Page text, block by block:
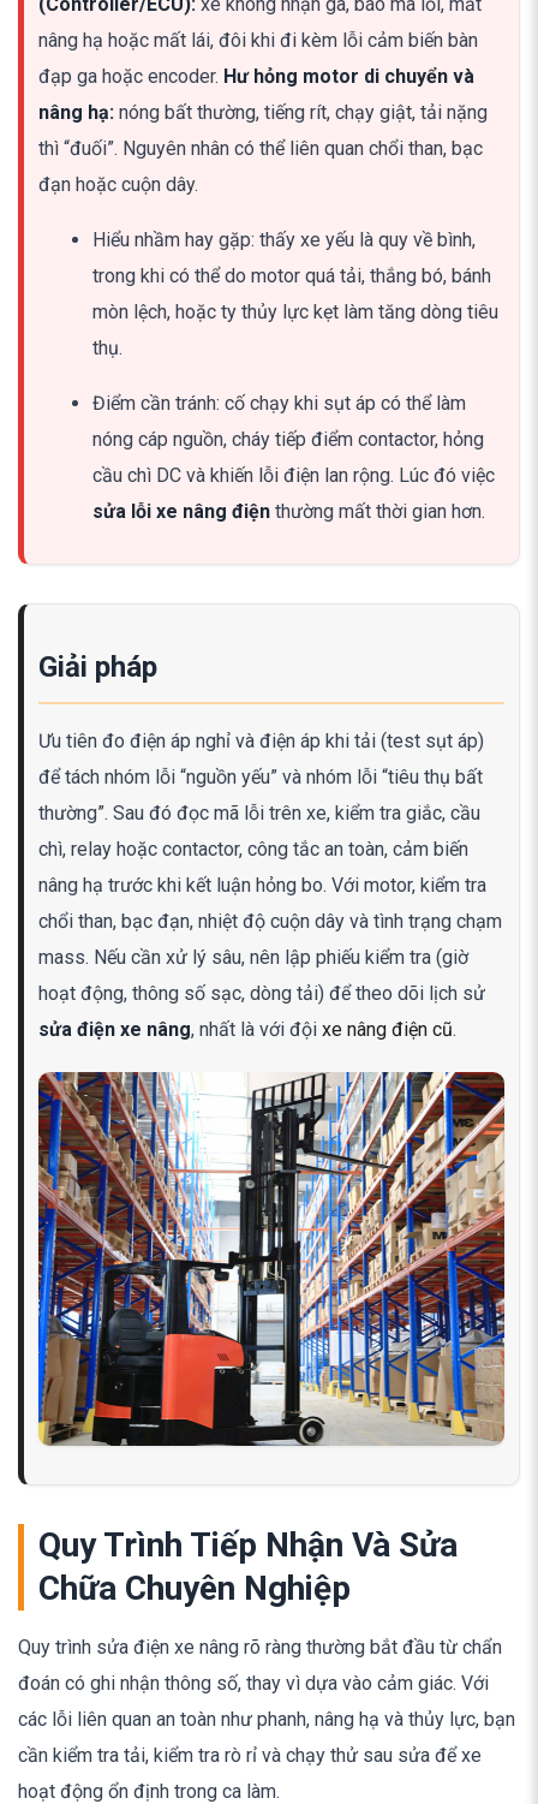
nâng hạ hoặc mất lái, đôi khi đi kèm lỗi cảm biến bàn
đạp ga hoặc encoder. Hư hỏng motor di chuyển và
nâng hạ: nóng bất thường, tiếng rít, chạy giật, tải nặng
thì “đuối”. Nguyên nhân có thể liên quan chổi than, bạc
đạn hoặc cuộn dây.
Hiểu nhầm hay gặp: thấy xe yếu là quy về bình,
trong khi có thể do motor quá tải, thắng bó, bánh
mòn lệch, hoặc ty thủy lực kẹt làm tăng dòng tiêu
thụ.
Điểm cần tránh: cố chạy khi sụt áp có thể làm
nóng cáp nguồn, cháy tiếp điểm contactor, hỏng
cầu chì DC và khiến lỗi điện lan rộng. Lúc đó việc
sửa lỗi xe nâng điệnthường mất thời gian hơn.
Giải pháp
Ưu tiên đo điện áp nghỉ và điện áp khi tải (test sụt áp)
để tách nhóm lỗi “nguồn yếu” và nhóm lỗi “tiêu thụ bất
thường”. Sau đó đọc mã lỗi trên xe, kiểm tra giắc, cầu
chì, relay hoặc contactor, công tắc an toàn, cảm biến
nâng hạ trước khi kết luận hỏng bo. Với motor, kiểm tra
chổi than, bạc đạn, nhiệt độ cuộn dây và tình trạng chạm
mass. Nếu cần xử lý sâu, nên lập phiếu kiểm tra (giờ
hoạt động, thông số sạc, dòng tải) để theo dõi lịch sử
sửa điện xe nâng, nhất là với đội xe nâng điện cũ.
Quy Trình Tiếp Nhận Và Sửa
Chữa Chuyên Nghiệp
Quy trình sửa điện xe nâng rõ ràng thường bắt đầu từ chẩn
đoán có ghi nhận thông số, thay vì dựa vào cảm giác. Với
các lỗi liên quan an toàn như phanh, nâng hạ và thủy lực, bạn
cần kiểm tra tải, kiểm tra rò rỉ và chạy thử sau sửa để xe
hoạt động ổn định trong ca làm.